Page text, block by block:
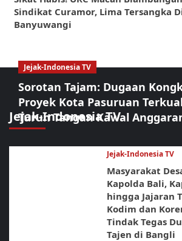
Sindikat Curamor, Lima Tersangka
Banyuwangi
Jejak-Indonesia TV
Jejak-Indonesia TV
Sorotan Tajam: Dugaan
Proyek Kota Pasuruan
Turun Tangan Kawal
Jejak-Indonesia TV
Masyarakat
Kapolda Bali,
hingga Jajaran
Kodim dan
Tindak Tegas
Tajen di Bangli